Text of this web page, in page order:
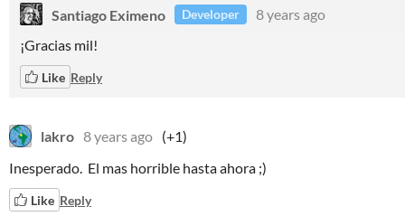
Santiago Eximeno Developer
8 years ago
¡Gracias mil!
Like Reply
lakro 8 years ago (+1)
Inesperado. El mas horrible hasta ahora ;)
Like Reply